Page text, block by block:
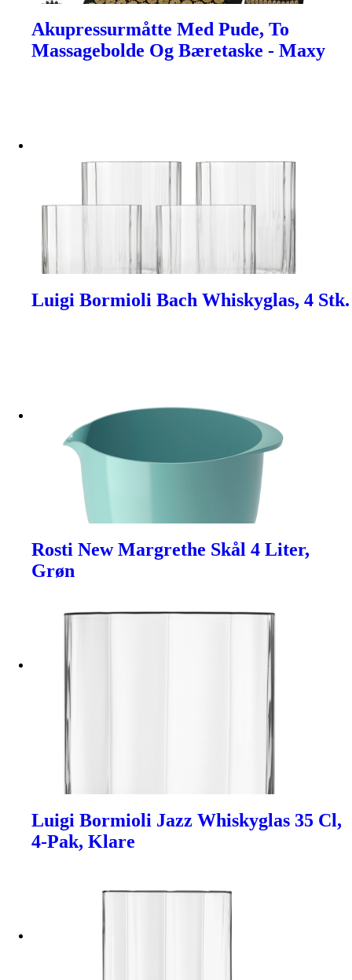
Akupressurmåtte Med Pude, To
Massagebolde Og Bæretaske - Maxy
Luigi Bormioli Bach Whiskyglas, 4 Stk.
Rosti New Margrethe Skål 4 Liter,
Grøn
Luigi Bormioli Jazz Whiskyglas 35 Cl,
4-Pak, Klare